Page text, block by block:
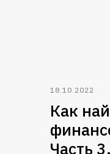
18.10.2022
Как
Часть